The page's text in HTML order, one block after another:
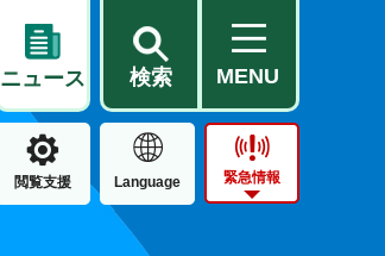
ニュース 検索 MENU
住民票・戸籍 公営住宅
閲覧支援 Language 緊急情報